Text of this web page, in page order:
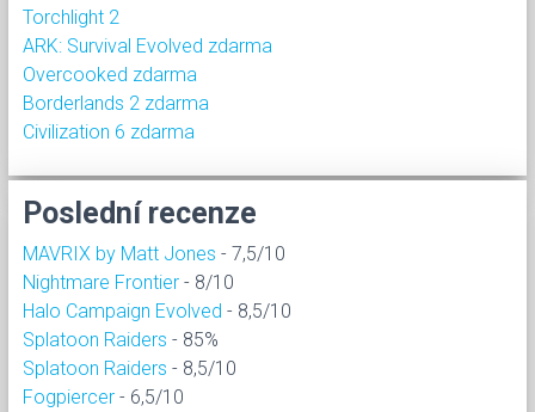
Torchlight 2
ARK: Survival Evolved zdarma
Overcooked zdarma
Borderlands 2 zdarma
Civilization 6 zdarma
Poslední recenze
MAVRIX by Matt Jones - 7,5/10
Nightmare Frontier - 8/10
Halo Campaign Evolved - 8,5/10
Splatoon Raiders - 85%
Splatoon Raiders - 8,5/10
Fogpiercer - 6,5/10